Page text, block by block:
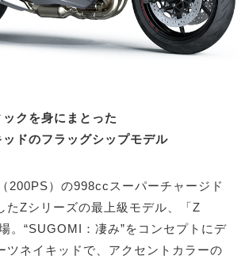
クを身にまとった
ッドのフラッグシップモデル
200PS）の998ccスーパーチャージド
たZシリーズの最上級モデル、「Z
。“SUGOMI：凄み”をコンセプトにデ
ツネイキッドで、アクセントカラーの